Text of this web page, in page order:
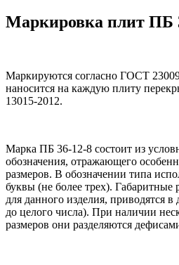
Маркировка плит ПБ
Маркируются согласно ГОСТ
наносится на каждую плиту
13015-2012.
Марка ПБ 36-12-8 состоит из
обозначения, отражающего
размеров. В обозначении типа
буквы (не более трех).
для данного изделия, приводятся
до целого числа). При наличии
размеров они разделяются